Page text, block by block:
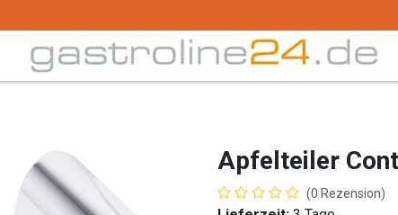
Apfelteiler
(0 Rezension)